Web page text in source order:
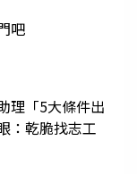
吧
理「5大條件出
：乾脆找志工